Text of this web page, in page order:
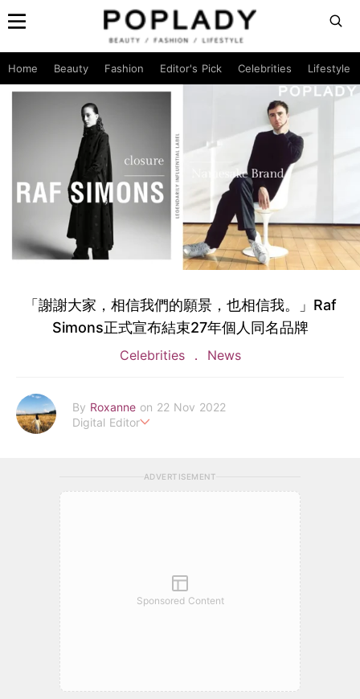
Home Beauty Fashion Editor's Pick Celebrities Lifestyle
「謝謝大家，相信我們的願景，也相信我。」Raf
Simons正式宣布結束27年個人同名品牌
Celebrities News
By Roxanne on 22 Nov 2022
Digital Editor
roxanne.lee@poplady-mag.com
ADVERTISEMENT
Sponsored Content